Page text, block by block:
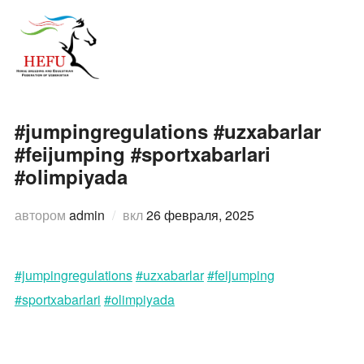
содержимому
#jumpingregulations #uzxabarlar
#feijumping #sportxabarlari
#olimpiyada
автором admin вклОпубликовано
26 февраля, 2025
#jumpingregulations#uzxabarlar#feijumping
#sportxabarlari #olimpiyada